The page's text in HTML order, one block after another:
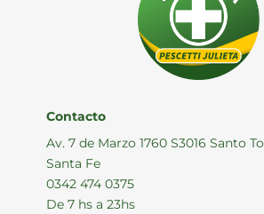
Contacto
Av. 7 de Marzo 1760 S3016 Santo
Santa Fe
0342 474 0375
De 7 hs a 23hs